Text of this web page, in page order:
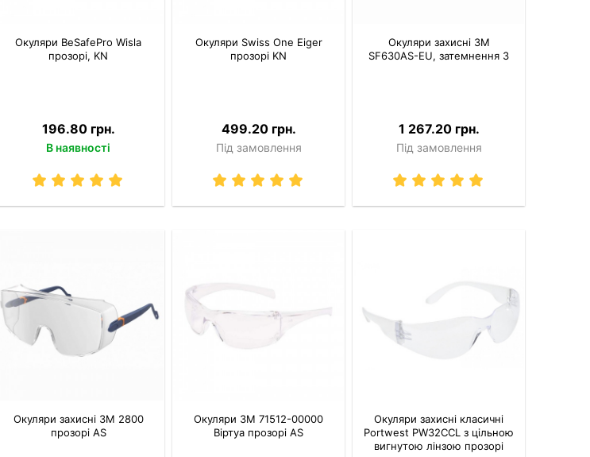
Окуляри BeSafePro Wisla
прозорі, KN
196.80 грн.
В наявності
Окуляри Swiss One Eiger
прозорі KN
499.20 грн.
Під замовлення
Окуляри захисні 3M
SF630AS-EU, затемнення 3
1 267.20 грн.
Під замовлення
Окуляри захисні 3M 2800
прозорі AS
Окуляри 3M 71512-00000
Віртуа прозорі AS
Окуляри захисні класичні
Portwest PW32CCL з цільною
вигнутою лінзою прозорі